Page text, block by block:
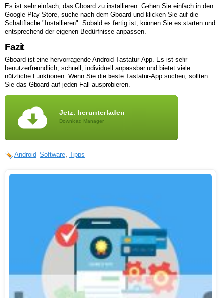
Es ist sehr einfach, das Gboard zu installieren. Gehen Sie einfach in den
Google Play Store, suche nach dem Gboard und klicken Sie auf die
Schaltfläche "Installieren". Sobald es fertig ist, können Sie es starten und
entsprechend der eigenen Bedürfnisse anpassen.
Fazit
Gboard ist eine hervorragende Android-Tastatur-App. Es ist sehr
benutzerfreundlich, schnell, individuell anpassbar und bietet viele
nützliche Funktionen. Wenn Sie die beste Tastatur-App suchen, sollten
Sie das Gboard auf jeden Fall ausprobieren.
Jetzt herunterladen
Download Manager
Android, Software, Tipps